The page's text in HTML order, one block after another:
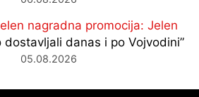
nagradna promocija: Jelen
dostavljali danas i po Vojvodini”
05.08.2026